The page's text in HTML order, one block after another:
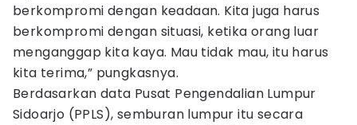
berkompromi dengan keadaan. Kita juga harus
berkompromi dengan situasi, ketika orang luar
menganggap kita kaya. Mau tidak mau, itu harus
kita terima,” pungkasnya.
Berdasarkan data Pusat Pengendalian Lumpur
Sidoarjo (PPLS), semburan lumpur itu secara